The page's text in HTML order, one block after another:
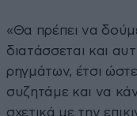
«Θα πρέπει να
διατάσσεται και
ρηγμάτων, έτσι
συζητάμε και να
σχετικά με την